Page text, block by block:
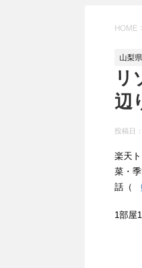
HOME
山梨県
リ
辺
投稿日
楽天
菜・
話（
1部屋